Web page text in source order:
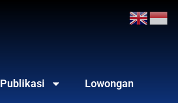
Publikasi Lowongan